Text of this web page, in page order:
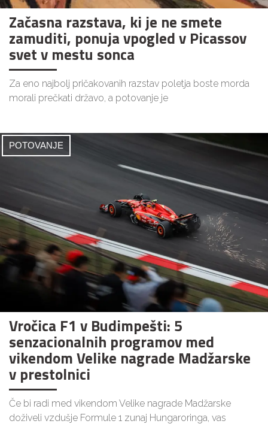
Začasna razstava, ki je ne smete
zamuditi, ponuja vpogled v Picassov
svet v mestu sonca
Za eno najbolj pričakovanih razstav poletja boste morda
morali prečkati državo, a potovanje je
POTOVANJE
Vročica F1 v Budimpešti: 5
senzacionalnih programov med
vikendom Velike nagrade Madžarske
v prestolnici
Če bi radi med vikendom Velike nagrade Madžarske
doživeli vzdušje Formule 1 zunaj Hungaroringa, vas